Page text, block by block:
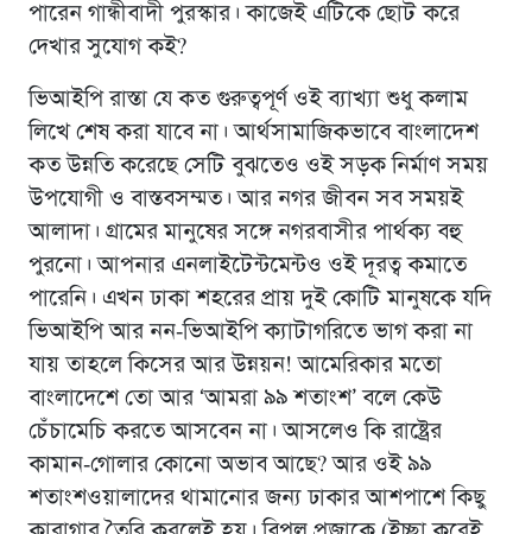
পারেন গান্ধীবাদী পুরস্কার। কাজেই এটিকে ছোট করে
দেখার সুযোগ কই?
ভিআইপি রাস্তা যে কত গুরুত্বপূর্ণ ওই ব্যাখ্যা শুধু কলাম
লিখে শেষ করা যাবে না। আর্থসামাজিকভাবে বাংলাদেশ
কত উন্নতি করেছে সেটি বুঝতেও ওই সড়ক নির্মাণ সময়
উপযোগী ও বাস্তবসম্মত। আর নগর জীবন সব সময়ই
আলাদা। গ্রামের মানুষের সঙ্গে নগরবাসীর পার্থক্য বহু
পুরনো। আপনার এনলাইটেন্টমেন্টও ওই দূরত্ব কমাতে
পারেনি। এখন ঢাকা শহরের প্রায় দুই কোটি মানুষকে যদি
ভিআইপি আর নন-ভিআইপি ক্যাটাগরিতে ভাগ করা না
যায় তাহলে কিসের আর উন্নয়ন! আমেরিকার মতাে
বাংলাদেশে তো আর ‘আমরা ৯৯ শতাংশ’ বলে কেউ
চেঁচামেচি করতে আসবেন না। আসলেও কি রাষ্ট্রের
কামান-গোলার কোনাে অভাব আছে? আর ওই ৯৯
শতাংশওয়ালাদের থামানোর জন্য ঢাকার আশপাশে কিছু